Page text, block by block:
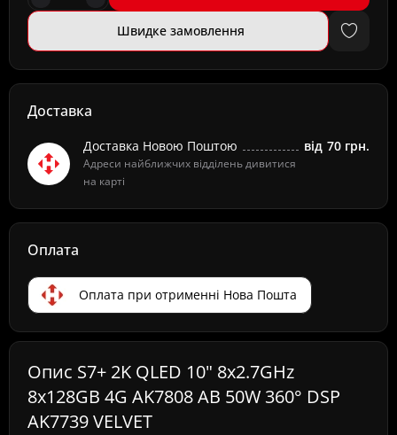
Швидке замовлення
Доставка
Доставка Новою Поштою
Адреси найближчих відділень дивитися
на карті
від 70 грн.
Оплата
Оплата при отрименні Нова Пошта
Опис S7+ 2K QLED 10" 8x2.7GHz
8x128GB 4G AK7808 AB 50W 360° DSP
AK7739 VELVET